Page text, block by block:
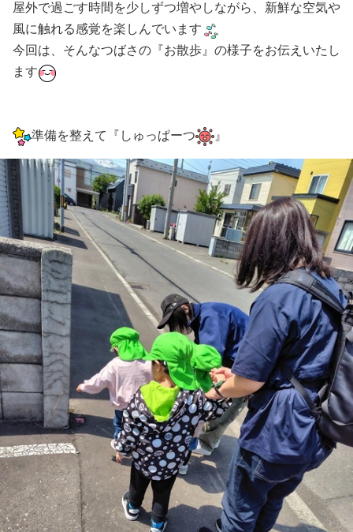
屋外で過ごす時間を少しずつ増やしながら、新鮮な空気や
風に触れる感覚を楽しんでいます
今回は、そんなつばさの『お散歩』の様子をお伝えいたし
ます
準備を整えて『しゅっぱーつ 』